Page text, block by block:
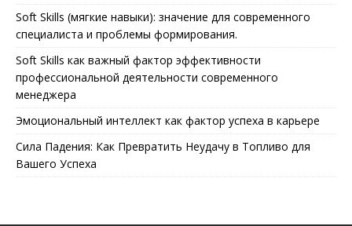
Soft Skills (мягкие навыки): значение для современного
специалиста и проблемы формирования.
Soft Skills как важный фактор эффективности
профессиональной деятельности современного
менеджера
Эмоциональный интеллект как фактор успеха в карьере
Сила Падения: Как Превратить Неудачу в Топливо для
Вашего Успеха